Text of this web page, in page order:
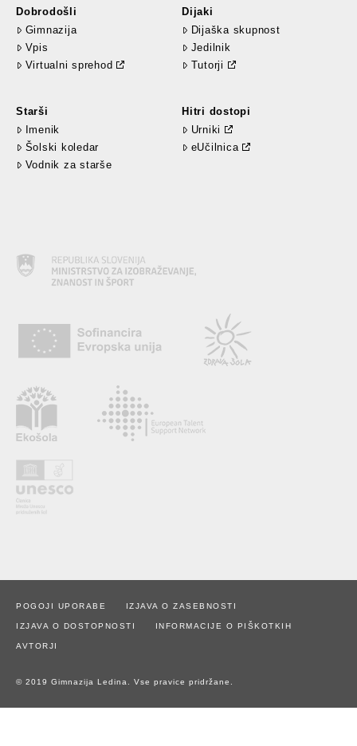
Dobrodošli
Gimnazija
Vpis
Virtualni sprehod
Dijaki
Dijaška skupnost
Jedilnik
Tutorji
Starši
Imenik
Šolski koledar
Vodnik za starše
Hitri dostopi
Urniki
eUčilnica
POGOJI UPORABE IZJAVA O ZASEBNOSTI
IZJAVA O DOSTOPNOSTI INFORMACIJE O PIŠKOTKIH
AVTORJI
© 2019 Gimnazija Ledina. Vse pravice pridržane.